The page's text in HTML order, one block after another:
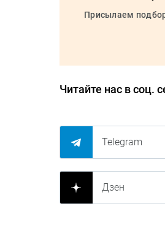
Присылаем
Читайте нас в соц.
Telegram
Дзен